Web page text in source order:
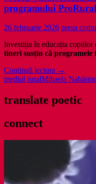
programului
26 februarie 2026 presa
Investiția în educația copiilor
tineri susțin că
Continuă lectura World
Vision
din
că
programele
educaționale
le-
au
→
mediul ruralMihaela Nabăr
translate poetic
connect